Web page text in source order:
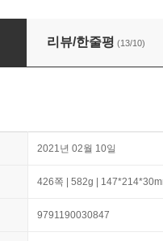
리뷰/한줄평 (13/10)
2021년 02월 10일
426쪽 | 582g |
9791190030847